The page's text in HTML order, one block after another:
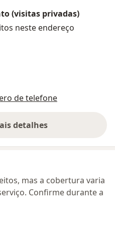
(visitas privadas)
neste endereço
de telefone
detalhes
sobre o endereço
mas a cobertura varia
Confirme durante a